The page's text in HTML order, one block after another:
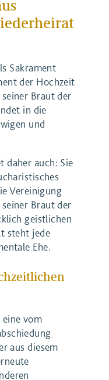
Sakrament
der Hochzeit
Braut der
in die
und
daher auch: Sie
Vereinigung
Braut der
geistlichen
steht jede
Ehe.
vom
aus diesem